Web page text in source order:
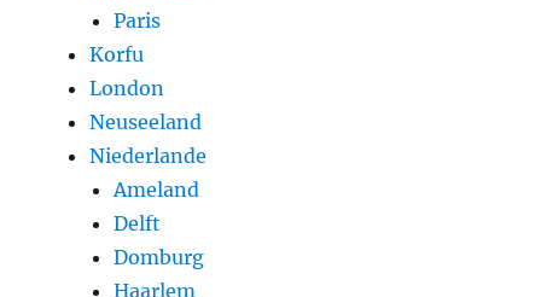
Paris
Korfu
London
Neuseeland
Niederlande
Ameland
Delft
Domburg
Haarlem